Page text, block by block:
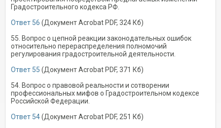
Градостроительного кодекса РФ.
Ответ 56 (Документ Acrobat PDF, 324 Кб)
55. Вопрос о цепной реакции законодательных ошибок
относительно перераспределения полномочий
регулирования градостроительной деятельности.
Ответ 55 (Документ Acrobat PDF, 371 Кб)
54. Вопрос о правовой реальности и сотворении
профессиональных мифов о Градостроительном кодексе
Российской Федерации.
Ответ 54(Документ Acrobat PDF, 251 Кб)